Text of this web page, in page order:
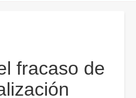
fracaso de